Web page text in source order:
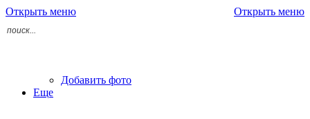
Открыть меню Открыть меню
Добавить фото
Еще